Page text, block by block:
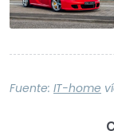
Fuente: IT-home